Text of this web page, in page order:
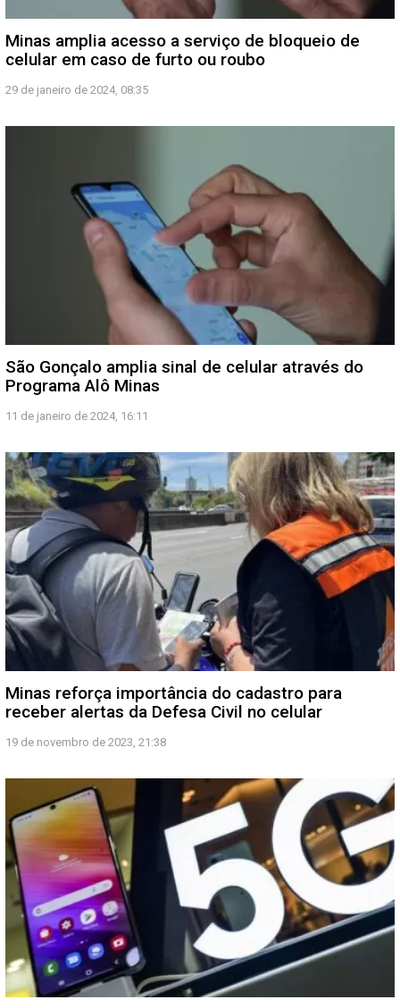
Minas amplia acesso a serviço de bloqueio de
celular em caso de furto ou roubo
29 de janeiro de 2024, 08:35
São Gonçalo amplia sinal de celular através do
Programa Alô Minas
11 de janeiro de 2024, 16:11
Minas reforça importância do cadastro para
receber alertas da Defesa Civil no celular
19 de novembro de 2023, 21:38